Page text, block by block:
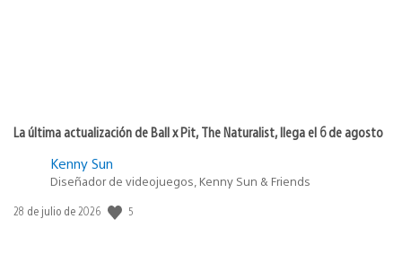
La última actualización de Ball x Pit, The Naturalist, llega el 6 de agosto
Kenny Sun
Diseñador de videojuegos, Kenny Sun & Friends
Fecha
28 de julio de 2026 5